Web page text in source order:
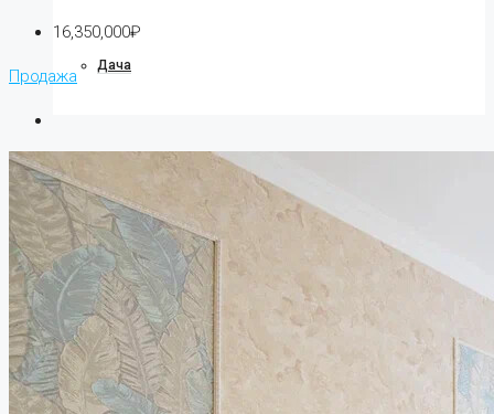
Дача
О компании
О нас
16,350,000₽
Продажа